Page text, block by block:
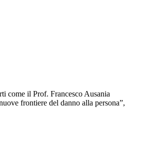
come il Prof. Francesco Ausania
frontiere del danno alla persona”,